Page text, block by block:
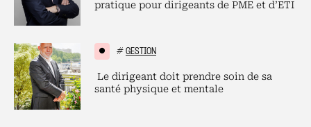
pratique pour dirigeants de PME et d’ETI
# GESTION
Le dirigeant doit prendre soin de sa
santé physique et mentale